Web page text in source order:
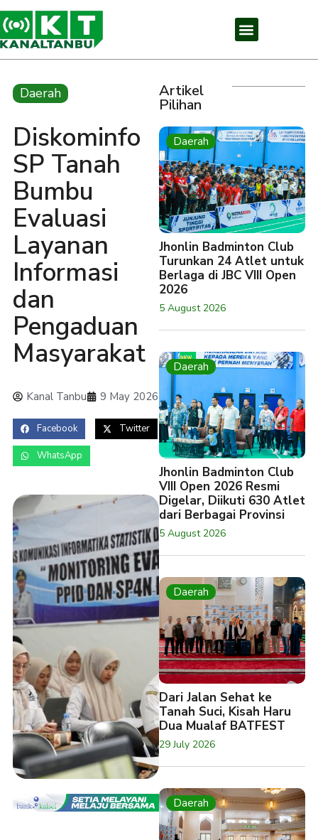
Daerah
Diskominfo
SP Tanah
Bumbu
Evaluasi
Layanan
Informasi
dan
Pengaduan
Masyarakat
Kanal Tanbu 9 May 2026
Facebook Twitter
WhatsApp
Artikel
Pilihan
Daerah
Jhonlin Badminton Club
Turunkan 24 Atlet untuk
Berlaga di JBC VIII Open
2026
5 August 2026
Daerah
Jhonlin Badminton Club
VIII Open 2026 Resmi
Digelar, Diikuti 630 Atlet
dari Berbagai Provinsi
5 August 2026
Daerah
Dari Jalan Sehat ke
Tanah Suci, Kisah Haru
Dua Mualaf BATFEST
29 July 2026
Daerah